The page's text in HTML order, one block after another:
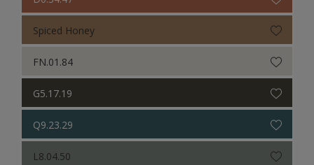
Spiced Honey
FN.01.84
G5.17.19
Q9.23.29
L8.04.50